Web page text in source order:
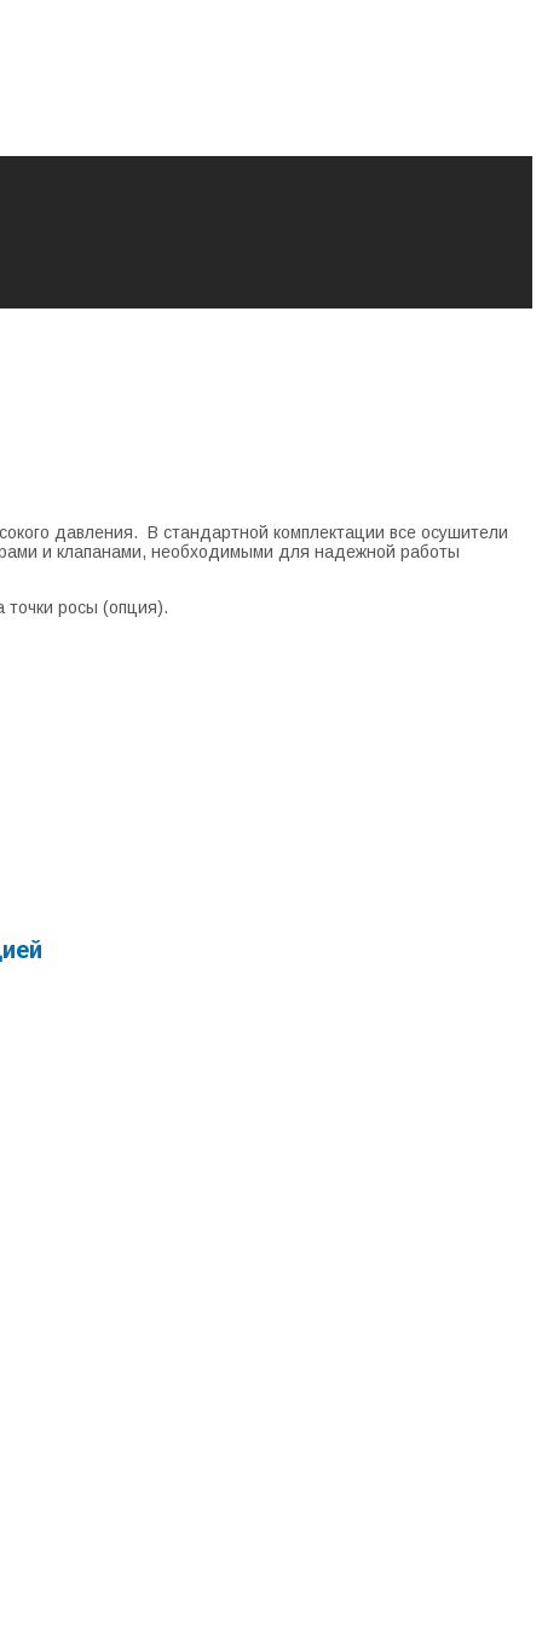
давления. В стандартной комплектации все осушители
и клапанами, необходимыми для надежной работы
точки росы (опция).